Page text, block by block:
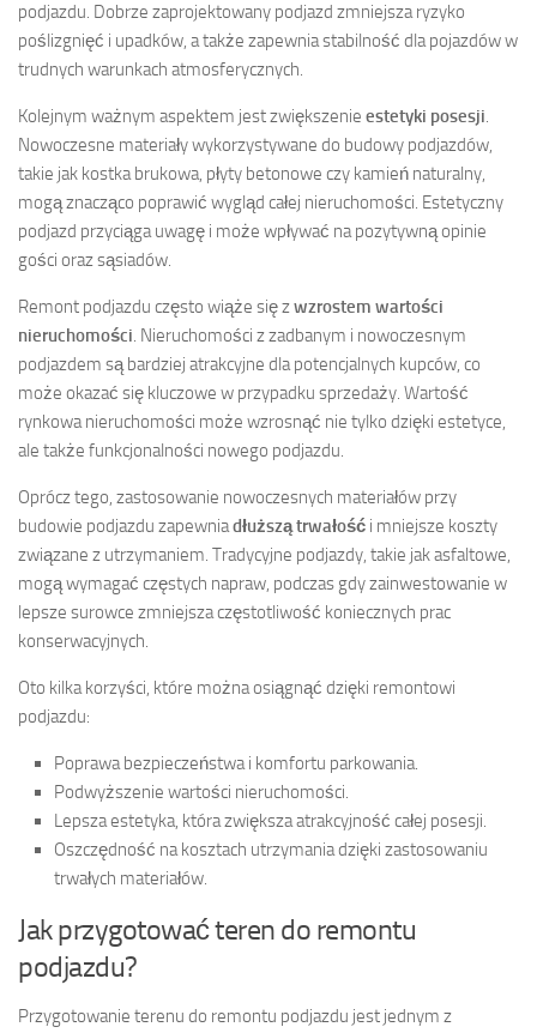
podjazdu. Dobrze zaprojektowany podjazd zmniejsza ryzyko
poślizgnięć i upadków, a także zapewnia stabilność dla pojazdów w
trudnych warunkach atmosferycznych.
Kolejnym ważnym aspektem jest zwiększenie estetyki posesji.
Nowoczesne materiały wykorzystywane do budowy podjazdów,
takie jak kostka brukowa, płyty betonowe czy kamień naturalny,
mogą znacząco poprawić wygląd całej nieruchomości. Estetyczny
podjazd przyciąga uwagę i może wpływać na pozytywną opinie
gości oraz sąsiadów.
Remont podjazdu często wiąże się zwzrostem wartości
nieruchomości. Nieruchomości z zadbanym i nowoczesnym
podjazdem są bardziej atrakcyjne dla potencjalnych kupców, co
może okazać się kluczowe w przypadku sprzedaży. Wartość
rynkowa nieruchomości może wzrosnąć nie tylko dzięki estetyce,
ale także funkcjonalności nowego podjazdu.
Oprócz tego, zastosowanie nowoczesnych materiałów przy
budowie podjazdu zapewniadłuższą trwałość i mniejsze koszty
związane z utrzymaniem. Tradycyjne podjazdy, takie jak asfaltowe,
mogą wymagać częstych napraw, podczas gdy zainwestowanie w
lepsze surowce zmniejsza częstotliwość koniecznych prac
konserwacyjnych.
Oto kilka korzyści, które można osiągnąć dzięki remontowi
podjazdu:
Poprawa bezpieczeństwa i komfortu parkowania.
Podwyższenie wartości nieruchomości.
Lepsza estetyka, która zwiększa atrakcyjność całej posesji.
Oszczędność na kosztach utrzymania dzięki zastosowaniu
trwałych materiałów.
Jak przygotować teren do remontu
podjazdu?
Przygotowanie terenu do remontu podjazdu jest jednym z